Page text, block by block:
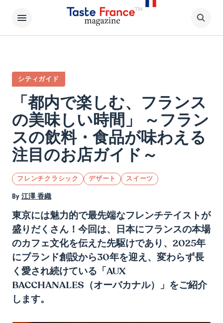
シティガイド
「都内で楽しむ、フランス
の美味しい時間」 ～フラン
スの飲料・食品が味わえる
注目のお店ガイド～
フレンチクラシック デザート スイーツ
By 江澤 香織
東京には魅力的で最先端なフレンチテイストが
盛りだくさん！今回は、日本にフランスの本場
のカフェ文化を伝えた先駆けであり、2025年
にブランド創設から30年を迎え、変わらず長
く愛され続けている「AUX
BACCHANALES（オーバカナル）」をご紹介
します。